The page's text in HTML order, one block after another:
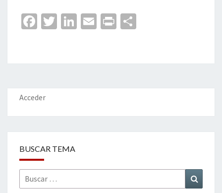
Fa
o
o
k
T
er
Li
dI
n
E
l
Pr
p
ar
Acceder
BUSCAR TEMA
Buscar
por: